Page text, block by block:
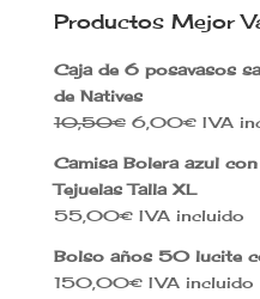
Productos Mejor
Caja de 6 posavasos
de Natives
10,50€ El
original
era:
10,50€.
6,00€El
actual
es:
6,00€.
IVA
Camisa Bolera azul
Tejuelas Talla XL
55,00€ IVA incluido
Bolso años 50 lucite
150,00€ IVA incluido